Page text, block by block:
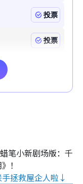
笔小新剧场版：千
！
拯救屋企人啦↓